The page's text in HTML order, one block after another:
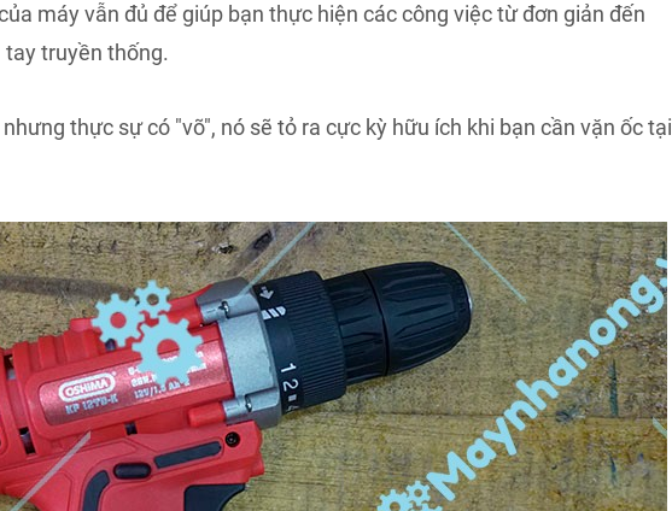
máy vẫn đủ để giúp bạn thực hiện các công việc từ đơn giản đến
truyền thống.
thực sự có "võ", nó sẽ tỏ ra cực kỳ hữu ích khi bạn cần vặn ốc tại